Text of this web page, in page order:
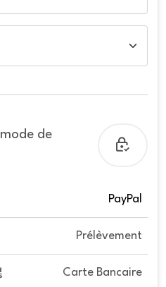
de
PayPal
Prélèvement
Carte Bancaire